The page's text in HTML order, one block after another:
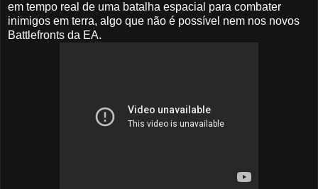
em tempo real de uma batalha espacial para combater
inimigos em terra, algo que não é possível nem nos novos
Battlefronts da EA.